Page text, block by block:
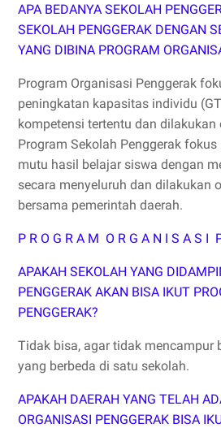
APA BEDANYA SEKOLAH
SEKOLAH PENGGERAK DENGAN
YANG DIBINA PROGRAM
Program Organisasi Penggerak
peningkatan kapasitas individu
kompetensi tertentu dan
Program Sekolah Penggerak
mutu hasil belajar siswa dengan
secara menyeluruh dan dilakukan
bersama pemerintah daerah.
P R O G R A M O R G A N I S A S I
APAKAH SEKOLAH YANG
PENGGERAK AKAN BISA IKUT
PENGGERAK?
Tidak bisa, agar tidak mencampur
yang berbeda di satu sekolah.
APAKAH DAERAH YANG TELAH
ORGANISASI PENGGERAK BISA